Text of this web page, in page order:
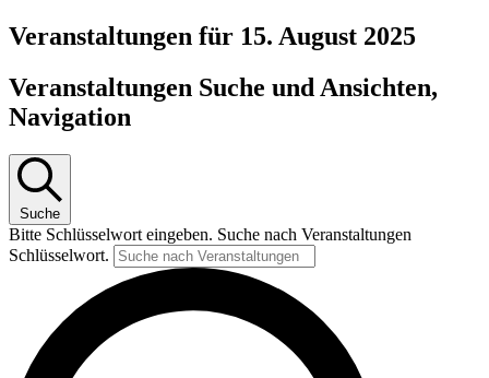
Veranstaltungen für 15. August 2025
Veranstaltungen Suche und Ansichten,
Navigation
Suche
Bitte Schlüsselwort eingeben. Suche nach Veranstaltungen
Schlüsselwort.